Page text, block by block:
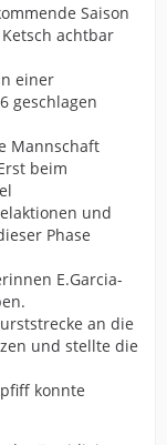
Saison
achtbar
einer
geschlagen
Mannschaft
beim
und
Phase
E.Garcia-
an die
und stellte die
konnte